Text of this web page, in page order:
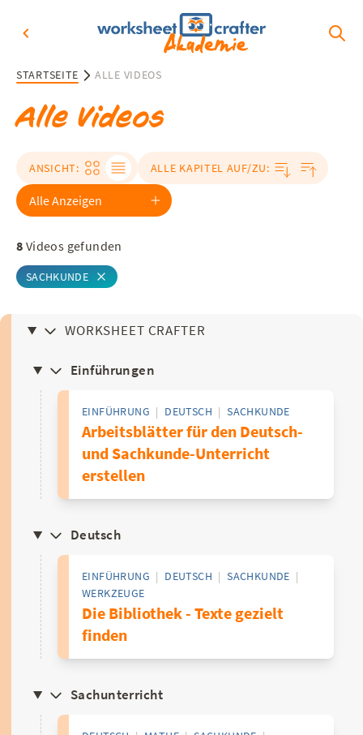
STARTSEITE ALLE VIDEOS
Alle Videos
ANSICHT: ALLE KAPITEL AUF/ZU:
8 Videos gefunden
SACHKUNDE
WORKSHEET CRAFTER
Einführungen
EINFÜHRUNG | DEUTSCH | SACHKUNDE
Arbeitsblätter für den Deutsch-
und Sachkunde-Unterricht
erstellen
Deutsch
EINFÜHRUNG | DEUTSCH | SACHKUNDE |
WERKZEUGE
Die Bibliothek - Texte gezielt
finden
Sachunterricht